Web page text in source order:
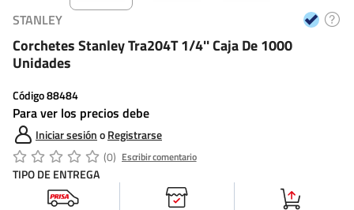
STANLEY
Corchetes Stanley Tra204T 1/4'' Caja De 1000
Unidades
Código88484
Para ver los precios debe
Iniciar sesiónoRegistrarse
(0) Escribir comentario
TIPO DE ENTREGA